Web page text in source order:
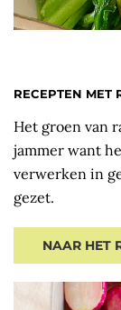
RECEPTEN MET
Het groen van
jammer want
verwerken in
gezet.
NAAR HET